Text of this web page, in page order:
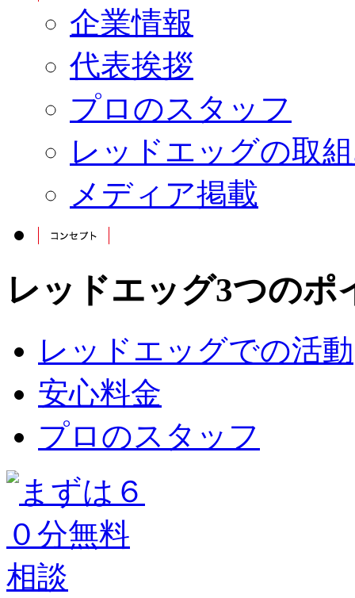
企業情報
代表挨拶
プロのスタッフ
レッドエッグの取
メディア掲載
レッドエッグ3つのポ
レッドエッグでの活動
安心料金
プロのスタッフ